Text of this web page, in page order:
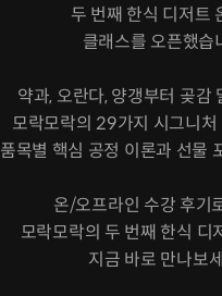
두 번째 한식 디저트
클래스를 오픈했습
약과, 오란다, 양갱부터 곶감
모락모락의 29가지 시그니처
품목별 핵심 공정 이론과 선물
온/오프라인 수강 후기
모락모락의 두 번째 한식 디
지금 바로 만나보